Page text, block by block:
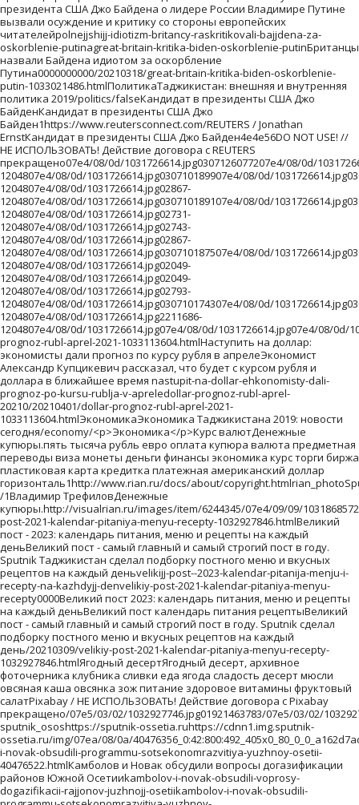
4/08/0d/1031726614.jpg02867-1204807e4/08/0d/1031726614.jpg030710189107e4/08/0d/1031726614.jpg030710163507e4/08/0d/1031726614.jpg02457-1204807e4/08/0d/1031726614.jpg02731-1204807e4/08/0d/1031726614.jpg02743-1204807e4/08/0d/1031726614.jpg02867-1204807e4/08/0d/1031726614.jpg030710187507e4/08/0d/1031726614.jpg030710170107e4/08/0d/1031726614.jpg030710157507e4/08/0d/1031726614.jpg0307187143907e4/08/0d/1031726614.jpg231884-1204807e4/08/0d/1031726614.jpg02049-1204807e4/08/0d/1031726614.jpg02049-1204807e4/08/0d/1031726614.jpg02793-1204807e4/08/0d/1031726614.jpg030710174307e4/08/0d/1031726614.jpg03071-1204807e4/08/0d/1031726614.jpg2211686-1204807e4/08/0d/1031726614.jpg07e4/08/0d/1031726614.jpg07e4/08/0d/1031726614.jpg220eb70855249fb8a69d73a216058ba5/20210401/dollar-prognoz-rubl-aprel-2021-1033113604.htmlНаступить на доллар: экономисты дали прогноз по курсу рубля в апрелеЭкономист Александр Купцикевич рассказал, что будет с курсом рубля и доллара в ближайшее время nastupit-na-dollar-ehkonomisty-dali-prognoz-po-kursu-rublja-v-apreledollar-prognoz-rubl-aprel-20210/20210401/dollar-prognoz-rubl-aprel-2021-1033113604.htmlЭкономикаЭкономика Таджикистана 2019: новости сегодня/economy/<p>Экономика</p>Курс валютДенежные купюры.пять тысяча рубль евро оплата купюра валюта предметная переводы виза монеты деньги финансы экономика курс торги биржа пластиковая карта кредитка платежная американский доллар горизонталь1http://www.rian.ru/docs/about/copyright.htmlrian_photoSputnik /1Владимир ТрефиловДенежные купюры.http://visualrian.ru/images/item/6244345/07e4/09/09/1031868572.jpg0307210271539/07e4/09/09/1031868572.jpg030728561880/07e4/09/09/1031868572.jpg030723871923/07e4/09/09/1031868572.jpg45427674491991/07e4/09/09/1031868572.jpg030726541884/07e4/09/09/1031868572.jpg030721931921/07e4/09/09/1031868572.jpg74280502048/07e4/09/09/1031868572.jpg582263002048/07e4/09/09/1031868572.jpg1156252102048/07e4/09/09/1031868572.jpg0307202048/07e4/09/09/1031868572.jpg/07e4/09/09/1031868572.jpg/07e4/09/09/1031868572.jpg/07e4/09/09/1031868572.jpg1356282202048/07e4/09/09/1031868572.jpg328307202048/07e4/09/09/1031868572.jpg1158302002048/07e4/09/09/1031868572.jpg0307201930/07e4/09/09/1031868572.jpg984307202048/07e4/09/09/1031868572.jpg0307201890/07e4/09/09/1031868572.jpg0307201898/07e4/09/09/1031868572.jpg280307202048/07e4/09/09/1031868572.jpg0307202048/07e4/09/09/1031868572.jpg03072411741/07e4/09/09/1031868572.jpg1024307202048/07e4/09/09/1031868572.jpg0307201874/07e4/09/09/1031868572.jpg03072271755/07e4/09/09/1031868572.jpg030721031679/07e4/09/09/1031868572.jpg614307202048/07e4/09/09/1031868572.jpg0307201988/07e4/09/09/1031868572.jpg03072221760/07e4/09/09/1031868572.jpg03072741708/07e4/09/09/1031868572.jpg1024307202048/07e4/09/09/1031868572.jpg204307202048/07e4/09/09/1031868572.jpg03072271755/07e4/09/09/1031868572.jpg342307202048/07e4/09/09/1031868572.jpg030722151567/07e4/09/09/1031868572.jpg204307202048/07e4/09/09/1031868572.jpg168307202048/07e4/09/09/1031868572.jpg03072191763/07e4/09/09/1031868572.jpg0307225119135cd6af02856c56d1894eeffbcded65d4/20210309/velikiy-post-2021-kalendar-pitaniya-menyu-recepty-1032927846.htmlВеликий пост - 2023: календарь питания, меню и рецепты на каждый деньВеликий пост - самый главный и самый строгий пост в году. Sputnik Таджикистан сделал подборку постного меню и вкусных рецептов на каждый деньvelikijj-post--2023-kalendar-pitanija-menju-i-recepty-na-kazhdyjj-denvelikiy-post-2021-kalendar-pitaniya-menyu-recepty0000Великий пост 2023: календарь питания, меню и рецепты на каждый деньВеликий пост календарь питания рецептыВеликий пост - самый главный и самый строгий пост в году. Sputnik сделал подборку постного меню и вкусных рецептов на каждый день/20210309/velikiy-post-2021-kalendar-pitaniya-menyu-recepty-1032927846.htmlЯгодный десертЯгодный десерт, архивное фоточерника клубника сливки еда ягода сладость десерт мюсли овсяная каша овсянка зож питание здоровое витамины фруктовый салатPixabay / НЕ ИСПОЛЬЗОВАТЬ! Действие договора с Pixabay прекращено/07e5/03/02/1032927746.jpg01921463783/07e5/03/02/1032927746.jpg381123201276/07e5/03/02/1032927746.jpg01921303943/07e5/03/02/1032927746.jpg019211431103/07e5/03/02/1032927746.jpg0191501276/07e5/03/02/1032927746.jpg019212391007/07e5/03/02/1032927746.jpg01921831163/07e5/03/02/1032927746.jpg0170101276/07e5/03/02/1032927746.jpg169144501276/07e5/03/02/1032927746.jpg0192001276/07e5/03/02/1032927746.jpg/07e5/03/02/1032927746.jpg/07e5/03/02/1032927746.jpg/07e5/03/02/1032927746.jpg141144301276/07e5/03/02/1032927746.jpg0171001276/07e5/03/02/1032927746.jpg019202721116/07e5/03/02/1032927746.jpg019202021186/07e5/03/02/1032927746.jpg154143001276/07e5/03/02/1032927746.jpg154143001276/07e5/03/02/1032927746.jpg019201631225/07e5/03/02/1032927746.jpg019201041276/07e5/03/02/1032927746.jpg0174001276/07e5/03/02/1032927746.jpg01920901276/07e5/03/02/1032927746.jpg019201511237/07e5/03/02/1032927746.jpg01920941276/07e5/03/02/1032927746.jpg212137201276/07e5/03/02/1032927746.jpg0178601276/07e5/03/02/1032927746.jpg01920341276/07e5/03/02/1032927746.jpg019201541234/07e5/03/02/1032927746.jpg335124901276/07e5/03/02/1032927746.jpg0178601276/07e5/03/02/1032927746.jpg0170201276/07e5/03/02/1032927746.jpg0181001276/07e5/03/02/1032927746.jpg019201751213/07e5/03/02/1032927746.jpg0191401276/07e5/03/02/1032927746.jpg019201541234/07e5/03/02/1032927746.jpg01920701276/07e5/03/02/1032927746.jpg019201831205/07e5/03/02/1032927746.jpg26155801276/07e5/03/02/1032927746.jpg019201491239 sputnik_ososhttps://sputnik-ossetia.ruhttps://cdnn1.img.sputnik-ossetia.ru/img/07ea/08/0a/40476356_0:42:800:492_405x0_80_0_0_a162d7adc36b1f2d16b8b4ceb3210c3a.jpg4e3e632f830707a880ee43973c31f1f9/20260810/kambolov-i-novak-obsudili-programmu-sotsekonomrazvitiya-yuzhnoy-osetii-40476522.htmlКамболов и Новак обсудили вопросы догазификации районов Южной Осетииkambolov-i-novak-obsudili-voprosy-dogazifikacii-rajjonov-juzhnojj-osetiikambolov-i-novak-obsudili-programmu-sotsekonomrazvitiya-yuzhnoy-osetiifalsefalse0false0/20260810/kambolov-i-novak-obsudili-programmu-sotsekonomrazvitiya-yuzhnoy-osetii-40476522.htmlЮжная ОсетияПоследние новости в Южной Осетии на русском сегодня/South_Ossetia/falseЮжная Осетия - последние новости сегодня - Sputnik Южная ОсетияМарат Камболов /person_marat-kambolov-/falseНовостиПоследние новости часа на русском сегодня/news/falseРоссия/geo_Rossija/falseИ.о. президента Южной Осетии Марат Камболов и зампредседателя правительства России Александр Новак обсудили программу соцэкономразвития Южной ОсетииИ.о. президента Южной Осетии Марат Камболов и зампредседателя правительства России Александр Новак обсудили программу соцэкономразвития Южной Осетии48408Пресс-служба президента РЮО1И.о. президента Южной Осетии Марат Камболов и зампредседателя правительства России Александр Новак обсудили программу соцэкономразвития Южной Осетииa48f8007ea/08/0a/40476356.jpg339639053307ea/08/0a/40476356.jpg080010623907ea/08/0a/40476356.jpg313668053307ea/08/0a/40476356.jpg08003730407ea/08/0a/40476356.jpg08006746707ea/08/0a/40476356.jpg0800053307ea/08/0a/40476356.jpg080010742707ea/08/0a/40476356.jpg08004249207ea/08/0a/40476356.jpg45756053307ea/08/0a/40476356.jpg134667053307ea/08/0a/40476356.jpg0800053307ea/08/0a/40476356.jpg sputnik_ababhttps://sputnik-abkhazia.ruhttps://cdnn1.img.sputnik-abkhazia.info/img/07e9/0b/03/1058751937_0:160:3072:1888_405x0_80_0_0_c3189de594caf48070f36c1ecb89404b.jpgcb0d6dfb4b2e56e45dbc3693e714ed8d/20260810/1064907376.htmlИтоги конкурса "Чистый город" подвели в Администрации СухумаПризерам окажут содействие со стороны администрации в дальнейшем благоустройстве дворов.https://t.me/SputnikAbkhazia/40371itogi-konkursa-chistyjj-gorod-podveli-v-administracii-sukhuma/20260810/1064907376.htmlВ АбхазииНовости Абхазии | Абхазские новости 2021Последние новости Абхазии в материалах Sputnik Абхазия./Abkhazia/truetrueновости абхазии абхазские последние главные сегодня онлайн читать новости 2019 смотреть читать слушать новости абхазии сегодня онлайнПоследние абхазские новости читайте в материалах Sputnik АбхазияАбхазия/location_Abkhazija/ Республика Абхазия Abkhazia 42.9737816 41.4421799 8 240705 http://ru.wikipedia.org/wiki/Абхазия <p><strong>Абха́зия</strong>&nbsp;&mdash; спорная территория и частично признанное государство в северо-западной части южного склона Главного Кавказского хребта, на северо-восточном побережье Чёрного моря. Контролируется правительством <strong>Респу́блики Абха́зия</strong>, легитимность которого признаётся 4 государствами&nbsp;&mdash; членами ООН. В резолюции Генеральной Ассамблеи ООН признаётся частью Грузии, согласно административно-территориальному делению которой она является <strong>Автономной Республикой Абхазия</strong>. Грузией, США, Европейским союзом, ПАСЕ, ОБСЕ и G7 данный регион считается оккупированной Россией территорией Грузии. Состоит из 7 исторических областей (об этом напоминают 7 звёзд на государственном флаге)&nbsp;&mdash; Малая Абхазия, Бзыпын, Гума, Абжуа, Самурзакан, Дал-Цабал, Псху-Аибга. По состоянию на октябрь 2012 года в Абхазии 8 городов и 105 сёл.</p> НовостиАктуальные новости о событиях в Абхазии/news/falseСухум/geo_Sukhum/Здание администрации г.Сухумсухум, часы, администрация1rian_photoSputnik /1Томас ТхайцукЗдание администрации г.Сухум374b6707e9/0b/03/1058751937.jpg96021120204807e9/0b/03/1058751937.jpg03072768128007e9/0b/03/1058751937.jpg85422190204807e9/0b/03/1058751937.jpg03072512153607e9/0b/03/1058751937.jpg03072256179207e9/0b/03/1058751937.jpg030720204807e9/0b/03/1058751937.jpg03072410163907e9/0b/03/1058751937.jpg03072160188807e9/0b/03/1058751937.jpg17129020204807e9/0b/03/1058751937.jpg51225600204807e9/0b/03/1058751937.jpg030720204807e9/0b/03/1058751937.jpg<strong>СУХУМ, 10 авг - Sputnik. </strong>Итоги конкурса "Чистый город" подвели в администрации Сухума, сообщили в пресс-службе.Лучшим сухумским двориком стал двор дома президента Федерации шахмат Константина Тужба. 490